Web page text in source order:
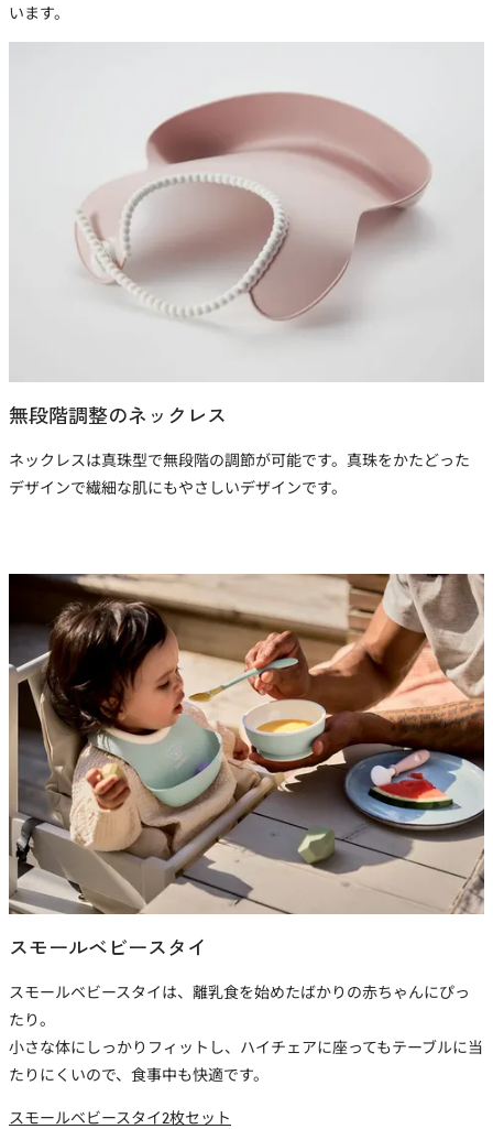
います。
無段階調整のネックレス
ネックレスは真珠型で無段階の調節が可能です。真珠をかたどった
デザインで繊細な肌にもやさしいデザインです。
スモールベビースタイ
スモールベビースタイは、離乳食を始めたばかりの赤ちゃんにぴっ
たり。
小さな体にしっかりフィットし、ハイチェアに座ってもテーブルに当
たりにくいので、食事中も快適です。
スモールベビースタイ2枚セット